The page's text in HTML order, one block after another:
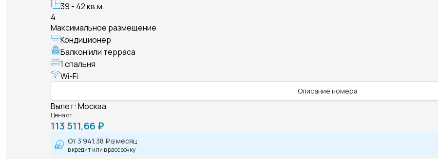
39 - 42 кв.м.
4
Максимальное размещение
Кондиционер
Балкон или терраса
1 спальня
Wi-Fi
Описание номера
Вылет: Москва
Цена от
113 511,66 ₽
От 3 941,38 ₽в месяц
в кредит или в рассрочку